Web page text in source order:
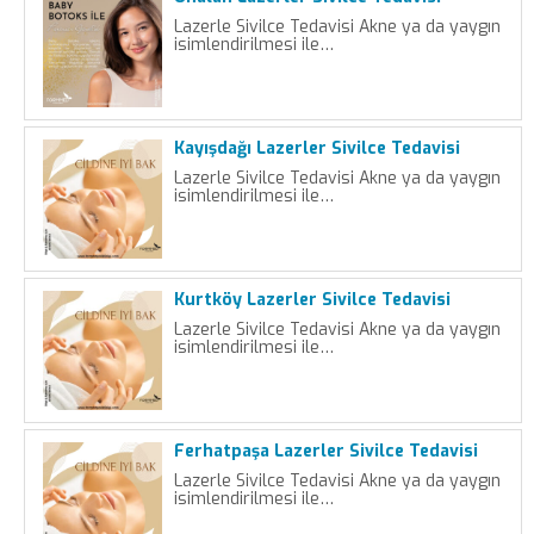
Lazerle Sivilce Tedavisi Akne ya da yaygın
isimlendirilmesi ile…
Kayışdağı Lazerler Sivilce Tedavisi
Lazerle Sivilce Tedavisi Akne ya da yaygın
isimlendirilmesi ile…
Kurtköy Lazerler Sivilce Tedavisi
Lazerle Sivilce Tedavisi Akne ya da yaygın
isimlendirilmesi ile…
Ferhatpaşa Lazerler Sivilce Tedavisi
Lazerle Sivilce Tedavisi Akne ya da yaygın
isimlendirilmesi ile…